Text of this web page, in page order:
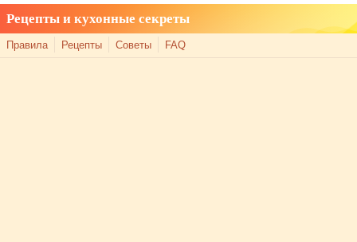
Рецепты и кухонные секреты
Правила Рецепты Советы FAQ